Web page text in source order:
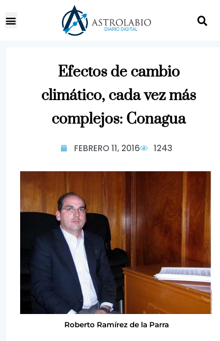
Efectos de cambio
climático, cada vez más
complejos: Conagua
FEBRERO 11, 2016 1243
Roberto Ramírez de la Parra